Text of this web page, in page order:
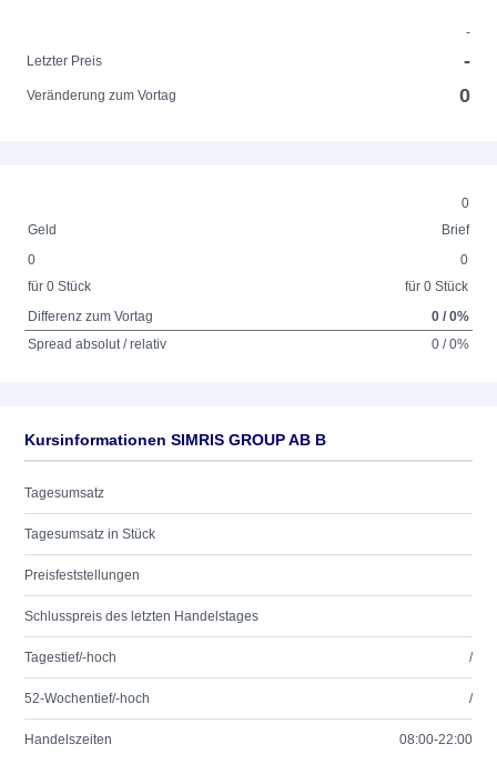
-
Letzter Preis
-
Veränderung zum Vortag 0
0
Geld
Brief
0
für 0 Stück
0
für 0 Stück
Differenz zum Vortag
0 / 0%
Spread absolut / relativ
0 / 0%
Kursinformationen SIMRIS GROUP AB B
Tagesumsatz
Tagesumsatz in Stück
Preisfeststellungen
Schlusspreis des letzten Handelstages
Tagestief/-hoch /
52-Wochentief/-hoch /
Handelszeiten 08:00-22:00